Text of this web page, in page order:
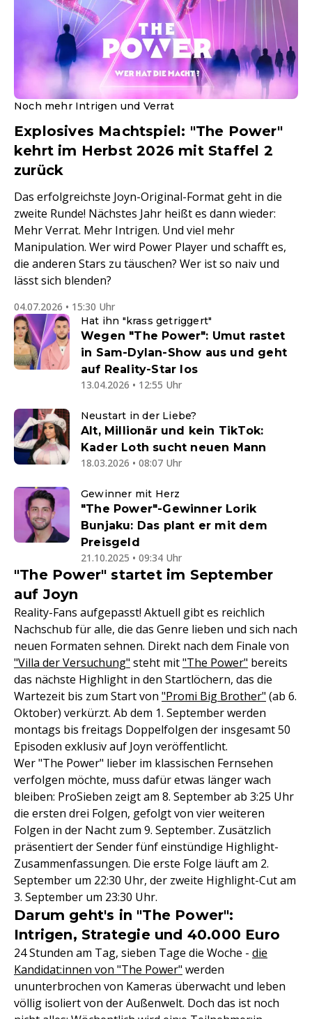
Noch mehr Intrigen und Verrat
Explosives Machtspiel: "The Power"
kehrt im Herbst 2026 mit Staffel 2
zurück
Das erfolgreichste Joyn-Original-Format geht in die
zweite Runde! Nächstes Jahr heißt es dann wieder:
Mehr Verrat. Mehr Intrigen. Und viel mehr
Manipulation. Wer wird Power Player und schafft es,
die anderen Stars zu täuschen? Wer ist so naiv und
lässt sich blenden?
04.07.2026 • 15:30 Uhr
Hat ihn "krass getriggert"
Wegen "The Power": Umut rastet
in Sam-Dylan-Show aus und geht
auf Reality-Star los
13.04.2026 • 12:55 Uhr
Neustart in der Liebe?
Alt, Millionär und kein TikTok:
Kader Loth sucht neuen Mann
18.03.2026 • 08:07 Uhr
Gewinner mit Herz
"The Power"-Gewinner Lorik
Bunjaku: Das plant er mit dem
Preisgeld
21.10.2025 • 09:34 Uhr
"The Power" startet im September
auf Joyn
Reality-Fans aufgepasst! Aktuell gibt es reichlich
Nachschub für alle, die das Genre lieben und sich nach
neuen Formaten sehnen. Direkt nach dem Finale von
"Villa der Versuchung" steht mit"The Power" bereits
das nächste Highlight in den Startlöchern, das die
Wartezeit bis zum Start von "Promi Big Brother" (ab 6.
Oktober) verkürzt. Ab dem 1. September werden
montags bis freitags Doppelfolgen der insgesamt 50
Episoden exklusiv auf Joyn veröffentlicht.
Wer "The Power" lieber im klassischen Fernsehen
verfolgen möchte, muss dafür etwas länger wach
bleiben: ProSieben zeigt am 8. September ab 3:25 Uhr
die ersten drei Folgen, gefolgt von vier weiteren
Folgen in der Nacht zum 9. September. Zusätzlich
präsentiert der Sender fünf einstündige Highlight-
Zusammenfassungen. Die erste Folge läuft am 2.
September um 22:30 Uhr, der zweite Highlight-Cut am
3. September um 23:30 Uhr.
Darum geht's in "The Power":
Intrigen, Strategie und 40.000 Euro
24 Stunden am Tag, sieben Tage die Woche - die
Kandidat:innen von "The Power" werden
ununterbrochen von Kameras überwacht und leben
völlig isoliert von der Außenwelt. Doch das ist noch